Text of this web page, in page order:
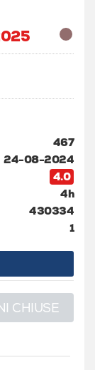
467
24-08-2024
4.0
4h
430334
1
CHIUSE